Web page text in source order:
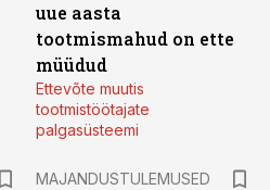
uue aasta
tootmismahud on ette
müüdud
Ettevõte muutis
tootmistöötajate
palgasüsteemi
MAJANDUSTULEMUSED